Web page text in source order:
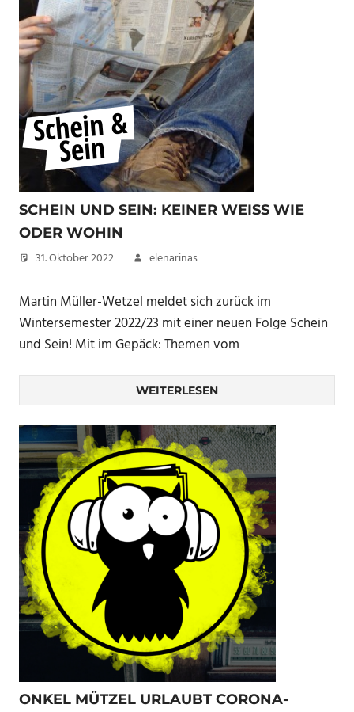
SCHEIN UND SEIN: KEINER WEISS WIE O
DER WOHIN
31. Oktober 2022 elenarinas
Martin Müller-Wetzel meldet sich zurück im
Wintersemester 2022/23 mit einer neuen Folge Schein
und Sein! Mit im Gepäck: Themen vom
WEITERLESEN
ONKEL MÜTZEL URLAUBT CORONA-